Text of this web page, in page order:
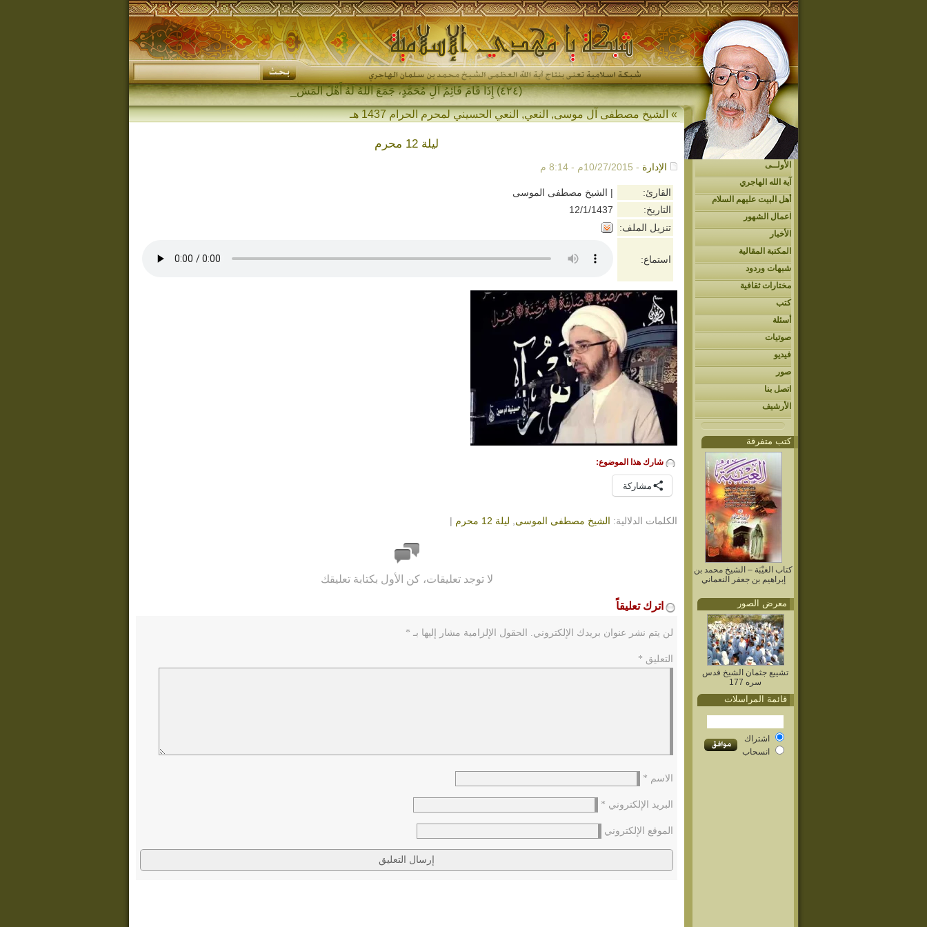
(٤٢٤) إِذَا قَامَ قَائِمُ آلِ مُحَمَّدٍ، جَمَعَ اللهُ لَهُ أَهْلَ المَشْرِقِ وَ_
الأولــى
آية الله الهاجري
أهل البيت عليهم السلام
اعمال الشهور
الأخبار
المكتبة المقالية
شبهات وردود
مختارات ثقافية
كتب
أسئلة
صوتيات
فيديو
صور
اتصل بنا
الأرشيف
كتب متفرقة
كتاب الغيْبَة – الشيخ محمد بن
إبراهيم بن جعفر النعماني
معرض الصور
تشييع جثمان الشيخ قدس
سره 177
قائمة المراسلات
اشتراك
انسحاب
»الشيخ مصطفى آل موسى,النعي,النعي الحسيني لمحرم الحرام 1437 هـ
ليلة 12 محرم
الإدارة - 10/27/2015م - 8:14 م
القارئ:
| الشيخ مصطفى الموسى
التاريخ:
12/1/1437
تنزيل الملف:
استماع:
شارك هذا الموضوع:
مشاركة
الكلمات الدلالية: الشيخ مصطفى الموسى ليلة 12 محرم |
لا توجد تعليقات، كن الأول بكتابة تعليقك
اترك تعليقاً
لن يتم نشر عنوان بريدك الإلكتروني. الحقول الإلزامية مشار إليها بـ *
التعليق *
الاسم *
البريد الإلكتروني *
الموقع الإلكتروني